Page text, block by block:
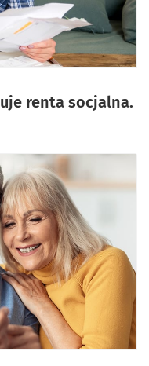
renta socjalna.